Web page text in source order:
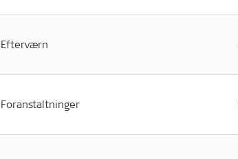
Efterværn
Foranstaltninger